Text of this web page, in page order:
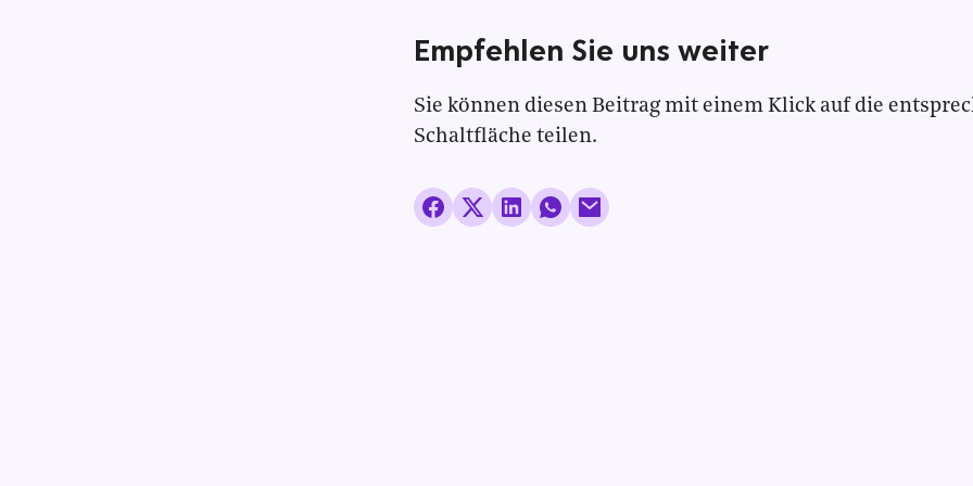
Empfehlen Sie uns weiter
Sie können diesen Beitrag mit einem Klick auf die
Schaltfläche teilen.